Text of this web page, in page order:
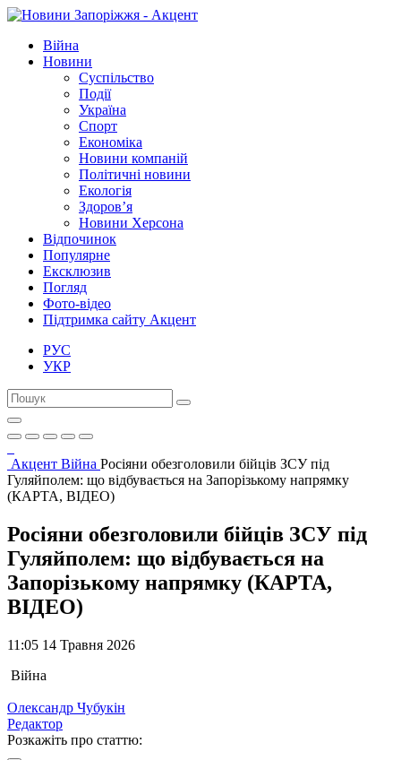
Війна
Новини
Суспільство
Події
Україна
Спорт
Економіка
Новини компаній
Політичні новини
Екологія
Здоров’я
Новини Херсона
Відпочинок
Популярне
Ексклюзив
Погляд
Фото-відео
Підтримка сайту Акцент
РУС
УКР
Акцент Війна Росіяни обезголовили бійців ЗСУ під
Гуляйполем: що відбувається на Запорізькому напрямку
(КАРТА, ВІДЕО)
Росіяни обезголовили бійців ЗСУ під
Гуляйполем: що відбувається на
Запорізькому напрямку (КАРТА,
ВІДЕО)
11:05 14 Травня 2026
Війна
Олександр Чубукін
Редактор
Розкажіть про статтю: